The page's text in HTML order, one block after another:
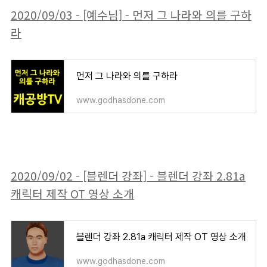
2020/09/03 - [예수님] - 먼저 그 나라와 의를 구하
라
먼저 그 나라와 의를 구하라
www.godhasdone.com
2020/09/02 - [블렌더 강좌] - 블렌더 강좌 2.81a
캐릭터 제작 OT 영상 소개
블렌더 강좌 2.81a 캐릭터 제작 OT 영상 소개
www.godhasdone.com